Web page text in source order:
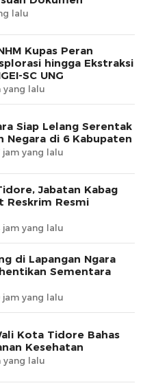
lalu
Kupas Peran
hingga Ekstraksi
SC UNG
yang lalu
Siap Lelang Serentak
Negara di 6 Kabupaten
jam yang lalu
Jabatan Kabag
Reskrim Resmi
jam yang lalu
di Lapangan Ngara
Sementara
jam yang lalu
Kota Tidore Bahas
Kesehatan
yang lalu